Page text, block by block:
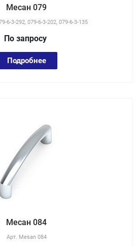
Месан 079
6-3-292, 079-6-3-202, 079-6-3-135
По запросу
Подробнее
Месан 084
Арт. Mesan 084